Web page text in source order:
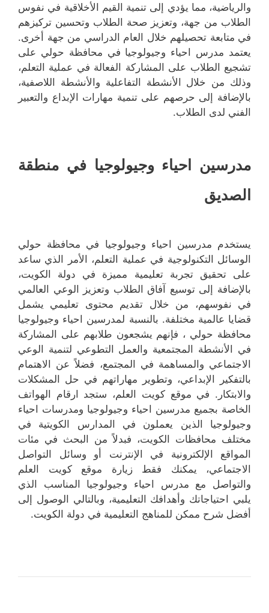
والرياضية، مما يؤدي إلى تنمية القيم الأخلاقية في نفوس
الطلاب من جهة، وتعزيز صحة الطلاب وتحسين تركيزهم
في متابعة تحصيلهم خلال العام الدراسي من جهة أخرى.
يعتمد مدرس احياء وجيولوجيا في محافظة حولي على
تشجيع الطلاب على المشاركة الفعالة في عملية التعلم،
وذلك من خلال الأنشطة التفاعلية والأنشطة اللاصفية،
بالإضافة إلى حرصهم على تنمية مهارات الإبداع والتعبير
الفني لدى الطلاب.
مدرسين احياء وجيولوجيا في منطقة
الصديق
يستخدم مدرسين احياء وجيولوجيا في محافظة حولي
الوسائل التكنولوجية في عملية التعلم، الأمر الذي ساعد
على تحقيق تجربة تعليمية مميزة في دولة الكويت،
بالإضافة إلى توسيع آفاق الطلاب وتعزيز الوعي العالمي
في نفوسهم، من خلال تقديم محتوى تعليمي يشمل
قضايا عالمية مختلفة. بالنسبة لمدرسين احياء وجيولوجيا
محافظة حولي ، فإنهم يشجعون طلابهم على المشاركة
في الأنشطة المجتمعية والعمل التطوعي لتنمية الوعي
الاجتماعي والمساهمة في المجتمع، فضلاً عن الاهتمام
بالتفكير الإبداعي، وتطوير مهاراتهم في حل المشكلات
والابتكار. في موقع كويت العلم، ستجد ارقام الهواتف
الخاصة بجميع مدرسين احياء وجيولوجيا ومدرسات احياء
وجيولوجيا الذين يعملون في المدارس الكويتية في
مختلف محافظات الكويت، فبدلاً من البحث في مئات
المواقع الإلكترونية في الإنترنت أو وسائل التواصل
الاجتماعي، يمكنك فقط زيارة موقع كويت العلم
والتواصل مع مدرس احياء وجيولوجيا المناسب الذي
يلبي احتياجاتك وأهدافك التعليمية، وبالتالي الوصول إلى
أفضل شرح ممكن للمناهج التعليمية في دولة الكويت.